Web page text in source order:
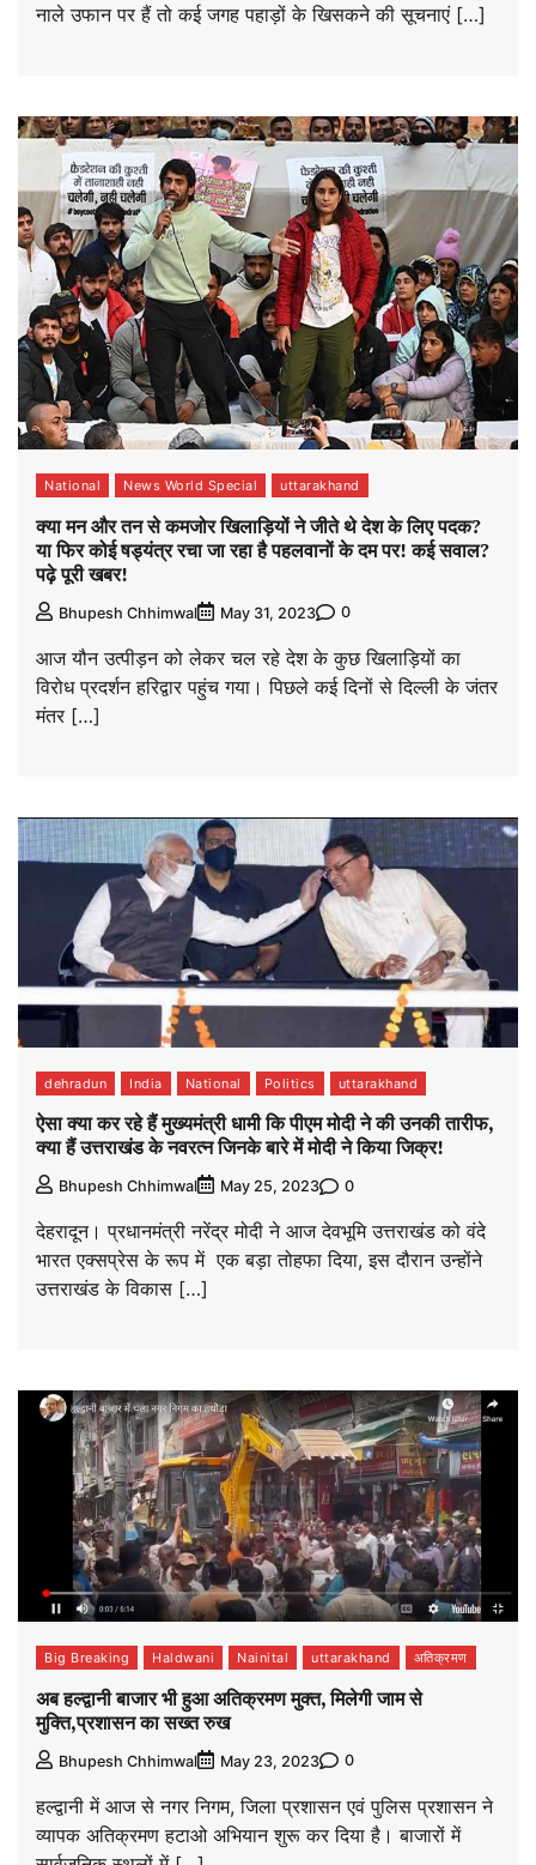
नाले उफान पर हैं तो कई जगह पहाड़ों के खिसकने की सूचनाएं […]
National News World Special uttarakhand
क्या मन और तन से कमजोर खिलाड़ियों ने जीते थे देश के लिए पदक?
या फिर कोई षड्यंत्र रचा जा रहा है पहलवानों के दम पर! कई सवाल?
पढ़े पूरी खबर!
Bhupesh Chhimwal May 31, 2023 0
आज यौन उत्पीड़न को लेकर चल रहे देश के कुछ खिलाड़ियों का
विरोध प्रदर्शन हरिद्वार पहुंच गया। पिछले कई दिनों से दिल्ली के जंतर
मंतर […]
dehradun India National Politics uttarakhand
ऐसा क्या कर रहे हैं मुख्यमंत्री धामी कि पीएम मोदी ने की उनकी तारीफ,
क्या हैं उत्तराखंड के नवरत्न जिनके बारे में मोदी ने किया जिक्र!
Bhupesh Chhimwal May 25, 2023 0
देहरादून। प्रधानमंत्री नरेंद्र मोदी ने आज देवभूमि उत्तराखंड को वंदे
भारत एक्सप्रेस के रूप में एक बड़ा तोहफा दिया, इस दौरान उन्होंने
उत्तराखंड के विकास […]
Big Breaking Haldwani Nainital uttarakhand अतिक्रमण
अब हल्द्वानी बाजार भी हुआ अतिक्रमण मुक्त, मिलेगी जाम से
मुक्ति,प्रशासन का सख्त रुख
Bhupesh Chhimwal May 23, 2023 0
हल्द्वानी में आज से नगर निगम, जिला प्रशासन एवं पुलिस प्रशासन ने
व्यापक अतिक्रमण हटाओ अभियान शुरू कर दिया है। बाजारों में